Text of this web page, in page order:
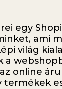
egy
ami
világ
online
termékek